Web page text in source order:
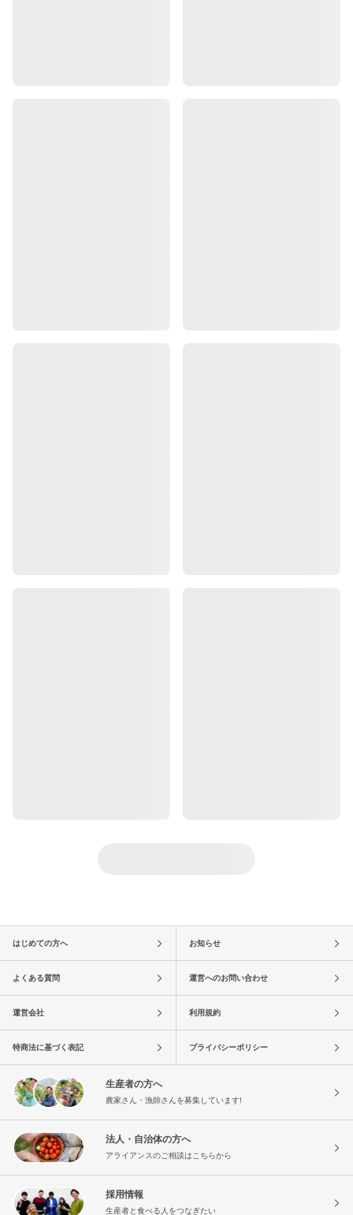
はじめての方へ お知らせ
よくある質問 運営へのお問い合わせ
運営会社 利用規約
特商法に基づく表記 プライバシーポリシー
生産者の方へ
農家さん・漁師さんを募集しています!
法人・自治体の方へ
アライアンスのご相談はこちらから
採用情報
生産者と食べる人をつなぎたい